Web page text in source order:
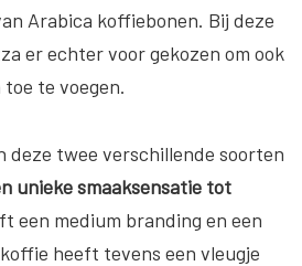
Arabica koffiebonen. Bij deze
er echter voor gekozen om ook
te voegen.
deze twee verschillende soorten
unieke smaaksensatie tot
een medium branding en een
heeft tevens een vleugje